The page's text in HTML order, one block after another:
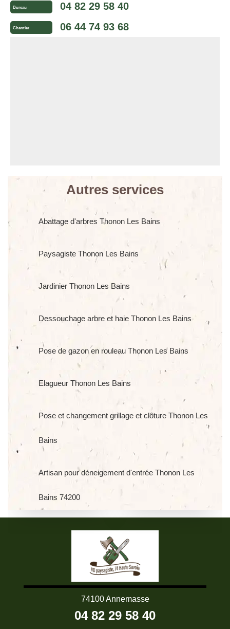
Bureau 04 82 29 58 40
Chantier 06 44 74 93 68
Autres services
Abattage d'arbres Thonon Les Bains
Paysagiste Thonon Les Bains
Jardinier Thonon Les Bains
Dessouchage arbre et haie Thonon Les Bains
Pose de gazon en rouleau Thonon Les Bains
Elagueur Thonon Les Bains
Pose et changement grillage et clôture Thonon Les
Bains
Artisan pour déneigement d'entrée Thonon Les
Bains 74200
74100 Annemasse
04 82 29 58 40